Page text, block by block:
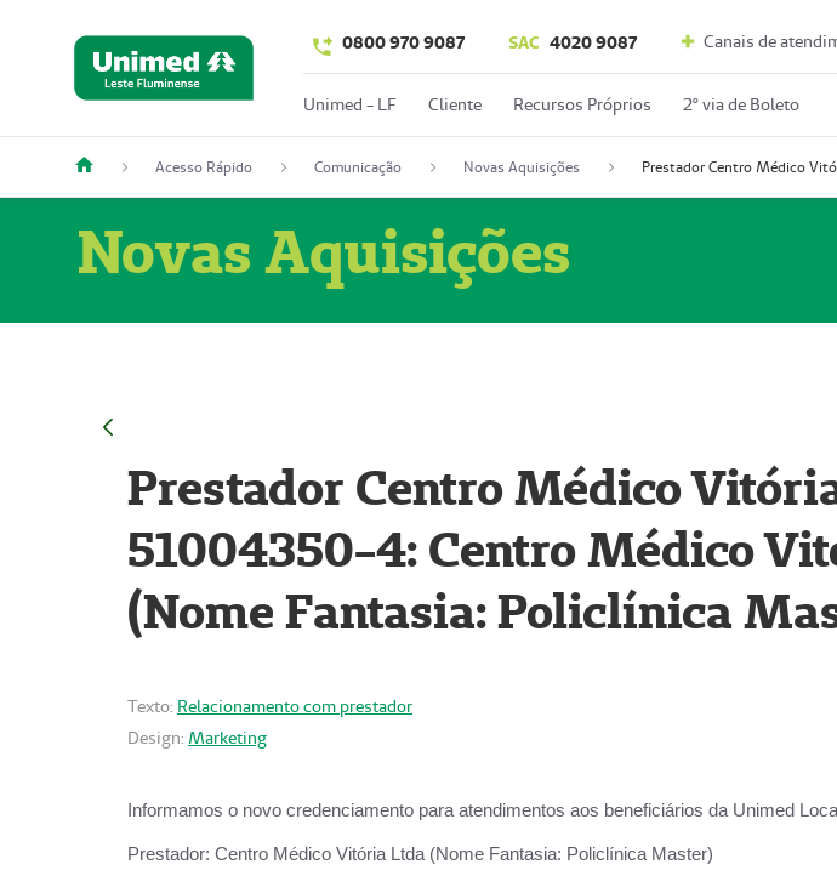
0800 970 9087 SAC 4020 9087 Canais de
Unimed - LF Cliente Recursos Próprios 2º via de Boleto
Acesso Rápido Comunicação Novas Aquisições
Novas Aquisições
Prestador Centro Médico
51004350-4: Centro Médico
(Nome Fantasia: Policlínica
Texto: Relacionamento com prestador
Design: Marketing
Informamos o novo credenciamento para atendimentos aos beneficiários da Unimed
Prestador: Centro Médico Vitória Ltda (Nome Fantasia: Policlínica Master)